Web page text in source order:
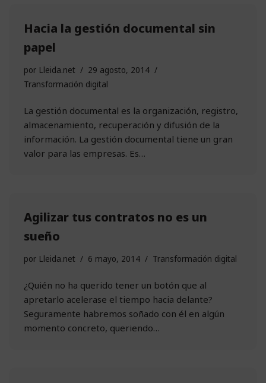
Hacia la gestión documental sin
papel
por Lleida.net
29 agosto, 2014
Transformación digital
La gestión documental es la organización, registro,
almacenamiento, recuperación y difusión de la
información. La gestión documental tiene un gran
valor para las empresas. Es…
Agilizar tus contratos no es un
sueño
por Lleida.net 6 mayo, 2014 Transformación digital
¿Quién no ha querido tener un botón que al
apretarlo acelerase el tiempo hacia delante?
Seguramente habremos soñado con él en algún
momento concreto, queriendo…